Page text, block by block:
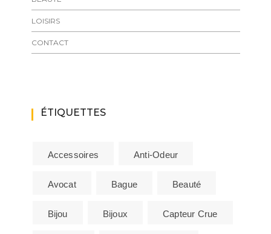
LOISIRS
CONTACT
ÉTIQUETTES
Accessoires Anti-Odeur
Avocat Bague Beauté
Bijou Bijoux Capteur Crue